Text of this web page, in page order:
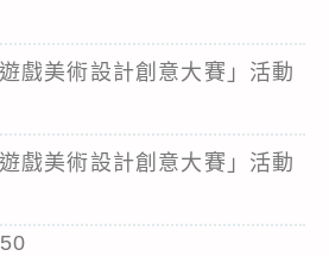
戲美術設計創意大賽」活動
戲美術設計創意大賽」活動